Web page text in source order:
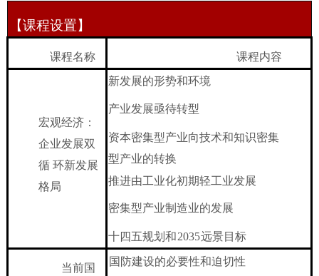
【课程设置】
课程名称 课程内容
宏观经济：
企业发展双
循 环新发展
格局
新发展的形势和环境
产业发展亟待转型
资本密集型产业向技术和知识密集
型产业的转换
推进由工业化初期轻工业发展
密集型产业制造业的发展
十四五规划和2035远景目标
当前国
国防建设的必要性和迫切性